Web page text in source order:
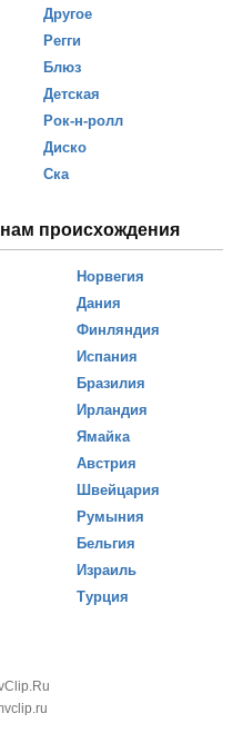
Другое
Регги
Блюз
Детская
Рок-н-ролл
Диско
Ска
происхождения
Норвегия
Дания
Финляндия
Испания
Бразилия
Ирландия
Ямайка
Австрия
Швейцария
Румыния
Бельгия
Израиль
Турция